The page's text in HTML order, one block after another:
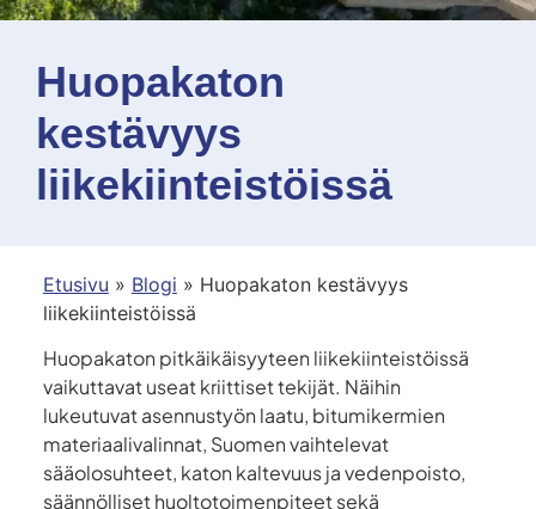
Huopakaton
kestävyys
liikekiinteistöissä
Etusivu » Blogi » Huopakaton kestävyys
liikekiinteistöissä
Huopakaton pitkäikäisyyteen liikekiinteistöissä
vaikuttavat useat kriittiset tekijät. Näihin
lukeutuvat asennustyön laatu, bitumikermien
materiaalivalinnat, Suomen vaihtelevat
sääolosuhteet, katon kaltevuus ja vedenpoisto,
säännölliset huoltotoimenpiteet sekä